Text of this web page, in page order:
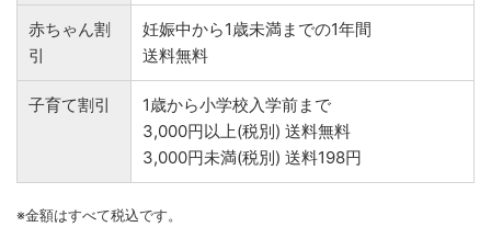
赤ちゃん割
引
妊娠中から1歳未満までの1年間
送料無料
子育て割引
1歳から小学校入学前まで
3,000円以上(税別) 送料無料
3,000円未満(税別) 送料198円
※金額はすべて税込です。